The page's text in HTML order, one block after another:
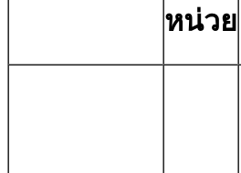
หน่วย